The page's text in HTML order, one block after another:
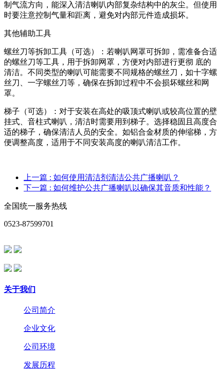
制气流方向，能深入清洁喇叭内部复杂结构中的灰尘。但使用
时要注意控制气量和距离，避免对内部元件造成损坏。
其他辅助工具
螺丝刀等拆卸工具（可选）：若喇叭网罩可拆卸，需准备合适
的螺丝刀等工具，用于拆卸网罩，方便对内部进行更彻 底的
清洁。不同类型的喇叭可能需要不同规格的螺丝刀，如十字螺
丝刀、一字螺丝刀等，确保在拆卸过程中不会损坏螺丝和网
罩。
梯子（可选）：对于安装在高处的吸顶式喇叭或较高位置的壁
挂式、音柱式喇叭，清洁时需要用到梯子。选择稳固且高度合
适的梯子，确保清洁人员的安全。如铝合金材质的伸缩梯，方
便调整高度，适用于不同安装高度的喇叭清洁工作。
上一篇 : 如何使用清洁剂清洁公共广播喇叭？
下一篇 : 如何维护公共广播喇叭以确保其音质和性能？
全国统一服务热线
0523-87599701
关于我们
公司简介
企业文化
公司环境
发展历程